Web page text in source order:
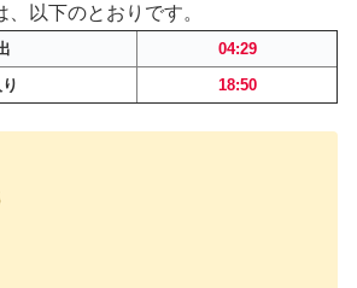
以下のとおりです。
04:29
18:50